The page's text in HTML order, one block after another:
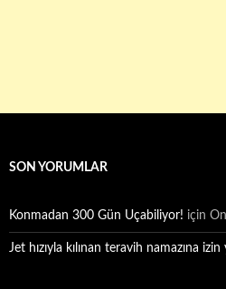
SON YORUMLAR
Konmadan 300 Gün Uçabiliyor! için
Jet hızıyla kılınan teravih namazına izin